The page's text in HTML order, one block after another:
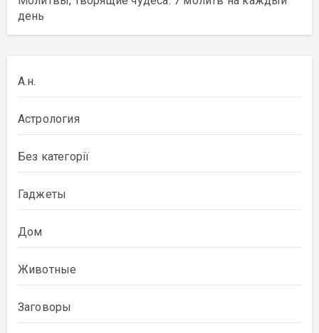
день
А.н.
Астрология
Без категорії
Гаджеты
Дом
Животные
Заговоры